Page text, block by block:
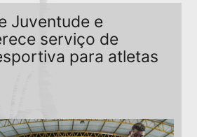
Juventude e
serviço de
para atletas